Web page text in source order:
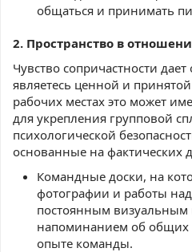
общаться и принимать
2. Пространство в
Чувство сопричастности
являетесь ценной и
рабочих местах это может
для укрепления групповой
психологической
основанные на фактических
Командные доски, на
фотографии и работы
постоянным визуальным
напоминанием об общих
опыте команды.